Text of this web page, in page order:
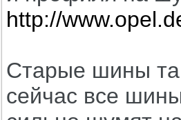
http://
Старые шины
сейчас все